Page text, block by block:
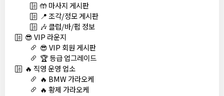
🤲 마사지 게시판
📍 조각/정모 게시판
🎶 클럽/바/펍 정보
😎 VIP 라운지
😎 VIP 회원 게시판
🏆 등급 업그레이드
🔥 직영 운영 업소
🔥 BMW 가라오케
🔥 황제 가라오케